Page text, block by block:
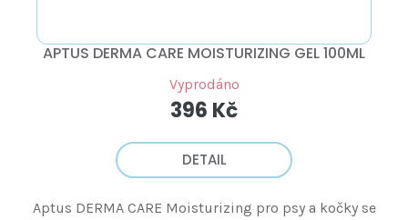
APTUS DERMA CARE MOISTURIZING GEL 100ML
Vyprodáno
396 Kč
DETAIL
Aptus DERMA CARE Moisturizing pro psy a kočky se